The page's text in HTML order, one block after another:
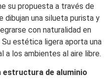
su propuesta a través de
dibujan una silueta purista y
con naturalidad en
Su estética ligera aporta una
a los ambientes al aire libre.
estructura de aluminio